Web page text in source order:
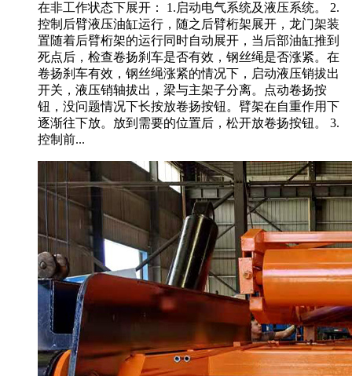
在非工作状态下展开： 1.启动电气系统及液压系统。 2.
控制后臂液压油缸运行，随之后臂桁架展开，龙门架装
置随着后臂桁架的运行同时自动展开，当后部油缸推到
死点后，检查卷扬刹车是否有效，钢丝绳是否涨紧。在
卷扬刹车有效，钢丝绳涨紧的情况下，启动液压销拔出
开关，液压销轴拔出，梁与主架子分离。点动卷扬按
钮，没问题情况下长按放卷扬按钮。臂架在自重作用下
逐渐往下放。放到需要的位置后，松开放卷扬按钮。 3.
控制前...